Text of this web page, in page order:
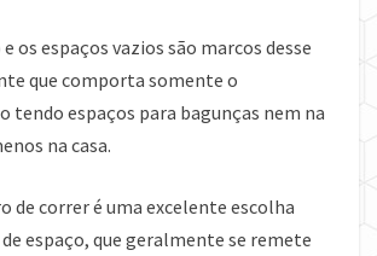
os espaços vazios são marcos desse
que comporta somente o
tendo espaços para bagunças nem na
na casa.
de correr é uma excelente escolha
espaço, que geralmente se remete